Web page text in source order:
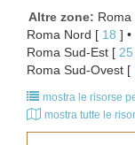
Altre zone
Roma
Roma Nord [ 18 ]
Roma Sud-Est [ 25
Roma Sud-Ovest [
mostra le risorse
mostra tutte le